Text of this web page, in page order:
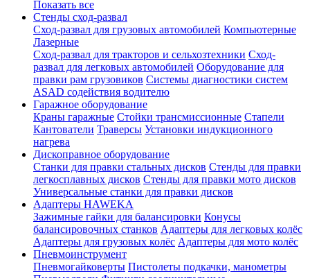
Показать все
Стенды сход-развал
Сход-развал для грузовых автомобилей Компьютерные
Лазерные
Сход-развал для тракторов и сельхозтехники Сход-
развал для легковых автомобилей Оборудование для
правки рам грузовиков Системы диагностики систем
ASAD содействия водителю
Гаражное оборудование
Краны гаражные Стойки трансмиссионные Стапели
Кантователи Траверсы Установки индукционного
нагрева
Дископравное оборудование
Станки для правки стальных дисков Стенды для правки
легкосплавных дисков Стенды для правки мото дисков
Универсальные станки для правки дисков
Адаптеры HAWEKA
Зажимные гайки для балансировки Конусы
балансировочных станков Адаптеры для легковых колёс
Адаптеры для грузовых колёс Адаптеры для мото колёс
Пневмоинструмент
Пневмогайковерты Пистолеты подкачки, манометры